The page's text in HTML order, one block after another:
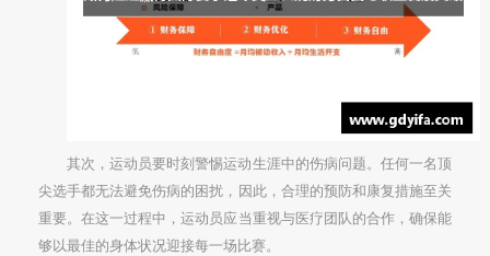
其次，运动员要时刻警惕运动生涯中的伤病问题。任何一名顶
尖选手都无法避免伤病的困扰，因此，合理的预防和康复措施至关
重要。在这一过程中，运动员应当重视与医疗团队的合作，确保能
够以最佳的身体状况迎接每一场比赛。